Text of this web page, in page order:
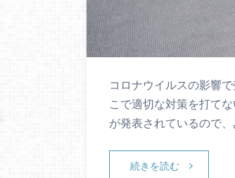
コロナウイルスの影響
こで適切な対策を打て
が発表されているので
続きを読む